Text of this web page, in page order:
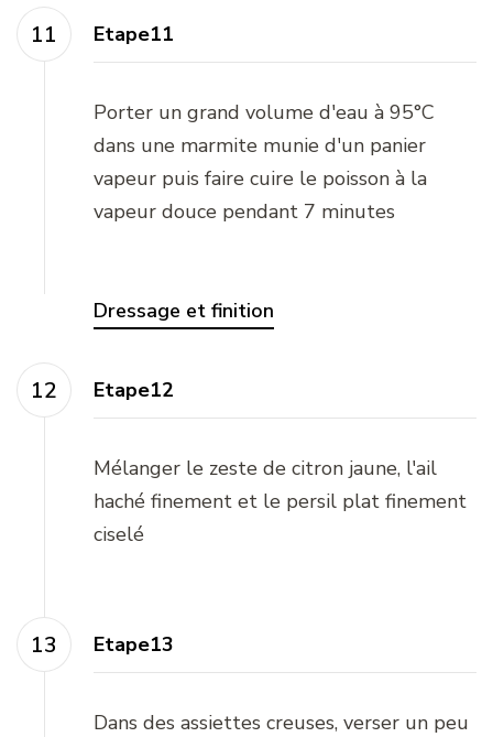
Etape11
Porter un grand volume d'eau à 95°C
dans une marmite munie d'un panier
vapeur puis faire cuire le poisson à la
vapeur douce pendant 7 minutes
Dressage et finition
Etape12
Mélanger le zeste de citron jaune, l'ail
haché finement et le persil plat finement
ciselé
Etape13
Dans des assiettes creuses, verser un peu